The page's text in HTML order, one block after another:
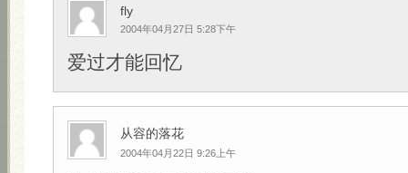
fly
2004年04月27日 5:28下午
爱过才能回忆
从容的落花
2004年04月22日 9:26上午